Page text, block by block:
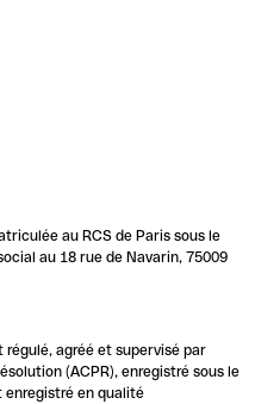
au RCS de Paris sous le
au 18 rue de Navarin, 75009
agréé et supervisé par
(ACPR), enregistré sous le
enregistré en qualité